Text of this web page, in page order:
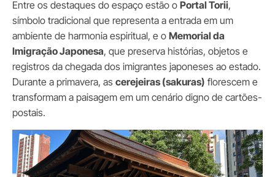
Entre os destaques do espaço estão o Portal Torii,
símbolo tradicional que representa a entrada em um
ambiente de harmonia espiritual, e o Memorial da
Imigração Japonesa, que preserva histórias, objetos e
registros da chegada dos imigrantes japoneses ao estado.
Durante a primavera, as cerejeiras (sakuras) florescem e
transformam a paisagem em um cenário digno de cartões-
postais.